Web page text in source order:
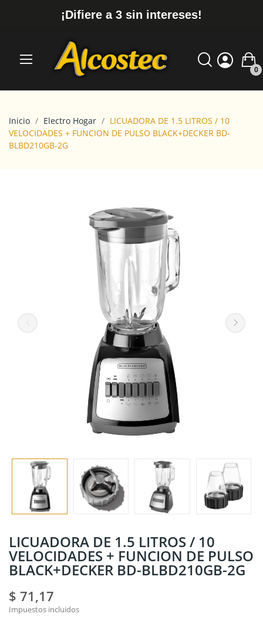
¡Difiere a 3 sin intereses!
0
Inicio Electro Hogar
LICUADORA DE 1.5 LITROS / 10
VELOCIDADES + FUNCION DE PULSO BLACK+DECKER BD-
BLBD210GB-2G
LICUADORA DE 1.5 LITROS / 10
VELOCIDADES + FUNCION DE PULSO
BLACK+DECKER BD-BLBD210GB-2G
$ 71,17
Impuestos incluidos